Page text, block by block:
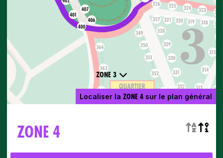
Localiser la ZONE 4sur le plan général
ZONE 3
ZONE 4